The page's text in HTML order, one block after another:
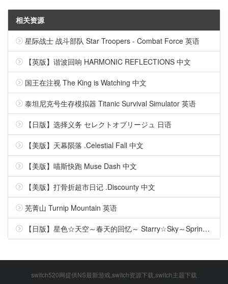
相关资源
星际战士 战斗部队 Star Troopers - Combat Force 英语
【英版】谐波回响 HARMONIC REFLECTIONS 中文
国王在注视 The King is Watching 中文
泰坦尼克号生存模拟器 Titanic Survival Simulator 英语
【日版】选择义务 セレクトオブリージュ 日语
【美版】天幕陨落 .Celestial Fall 中文
【美版】喵斯快跑 Muse Dash 中文
【美版】打骨折超市日记 .Discounty 中文
芜菁山 Turnip Mountain 英语
【日版】星色☆天空～春天的回忆～ Starry☆Sky～Spring Memories～ 日语
switch520网提供NS最新游戏,switch资源下载,switch主题下载